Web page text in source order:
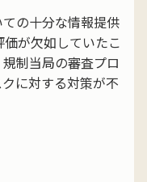
の十分な情報提供
が欠如していたこ
制当局の審査プロ
に対する対策が不